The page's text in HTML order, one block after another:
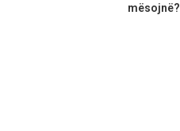
mësojnë?